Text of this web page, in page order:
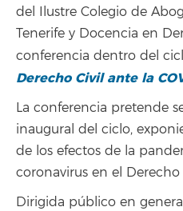
del Ilustre Colegio de
Tenerife y Docencia en
conferencia dentro del
Derecho Civil ante la
La conferencia pretende
inaugural del ciclo,
de los efectos de la
coronavirus en el
Dirigida público en